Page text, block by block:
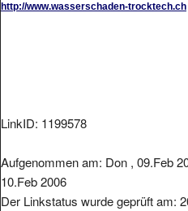
http://www.wasserschaden-trocktech.ch
LinkID: 1199578
Aufgenommen am: Don , 09.Feb
10.Feb 2006
Der Linkstatus wurde geprüft am: